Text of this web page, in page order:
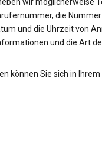
wir möglicherweise
die Nummer
und die Uhrzeit von
und die Art
können Sie sich in Ihrem